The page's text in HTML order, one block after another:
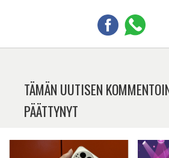
TÄMÄN UUTISEN
PÄÄTTYNYT